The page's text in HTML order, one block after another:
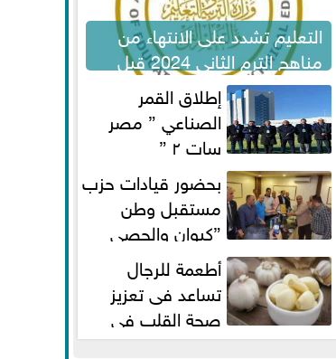
التعليم تشدد على الانتهاء من
مناهج الترم الثاني 2024 قبل
الامتحانات
إطلاق القمر
الصناعي ” مصر
سات ٢ ”
بحضور قيادات حزب
مستقبل وطن
”كيوان والحصي
والتمامي وابوحجازي وعيسي” أمانه
كفر...
أطعمة للرجال
تساعد فى تعزيز
صحة القلب فى
سن الأربعين